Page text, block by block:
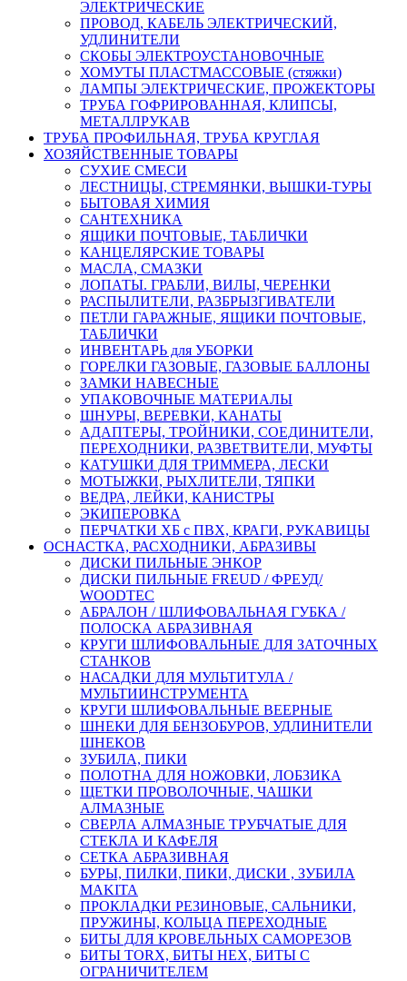
ЭЛЕКТРИЧЕСКИЕ
ПРОВОД, КАБЕЛЬ ЭЛЕКТРИЧЕСКИЙ,
УДЛИНИТЕЛИ
СКОБЫ ЭЛЕКТРОУСТАНОВОЧНЫЕ
ХОМУТЫ ПЛАСТМАССОВЫЕ (стяжки)
ЛАМПЫ ЭЛЕКТРИЧЕСКИЕ, ПРОЖЕКТОРЫ
ТРУБА ГОФРИРОВАННАЯ, КЛИПСЫ,
МЕТАЛЛРУКАВ
ТРУБА ПРОФИЛЬНАЯ, ТРУБА КРУГЛАЯ
ХОЗЯЙСТВЕННЫЕ ТОВАРЫ
СУХИЕ СМЕСИ
ЛЕСТНИЦЫ, СТРЕМЯНКИ, ВЫШКИ-ТУРЫ
БЫТОВАЯ ХИМИЯ
САНТЕХНИКА
ЯЩИКИ ПОЧТОВЫЕ, ТАБЛИЧКИ
КАНЦЕЛЯРСКИЕ ТОВАРЫ
МАСЛА, СМАЗКИ
ЛОПАТЫ. ГРАБЛИ, ВИЛЫ, ЧЕРЕНКИ
РАСПЫЛИТЕЛИ, РАЗБРЫЗГИВАТЕЛИ
ПЕТЛИ ГАРАЖНЫЕ, ЯЩИКИ ПОЧТОВЫЕ,
ТАБЛИЧКИ
ИНВЕНТАРЬ для УБОРКИ
ГОРЕЛКИ ГАЗОВЫЕ, ГАЗОВЫЕ БАЛЛОНЫ
ЗАМКИ НАВЕСНЫЕ
УПАКОВОЧНЫЕ МАТЕРИАЛЫ
ШНУРЫ, ВЕРЕВКИ, КАНАТЫ
АДАПТЕРЫ, ТРОЙНИКИ, СОЕДИНИТЕЛИ,
ПЕРЕХОДНИКИ, РАЗВЕТВИТЕЛИ, МУФТЫ
КАТУШКИ ДЛЯ ТРИММЕРА, ЛЕСКИ
МОТЫЖКИ, РЫХЛИТЕЛИ, ТЯПКИ
ВЕДРА, ЛЕЙКИ, КАНИСТРЫ
ЭКИПЕРОВКА
ПЕРЧАТКИ ХБ с ПВХ, КРАГИ, РУКАВИЦЫ
ОСНАСТКА, РАСХОДНИКИ, АБРАЗИВЫ
ДИСКИ ПИЛЬНЫЕ ЭНКОР
ДИСКИ ПИЛЬНЫЕ FREUD / ФРЕУД/
WOODTEC
АБРАЛОН / ШЛИФОВАЛЬНАЯ ГУБКА /
ПОЛОСКА АБРАЗИВНАЯ
КРУГИ ШЛИФОВАЛЬНЫЕ ДЛЯ ЗАТОЧНЫХ
СТАНКОВ
НАСАДКИ ДЛЯ МУЛЬТИТУЛА /
МУЛЬТИИНСТРУМЕНТА
КРУГИ ШЛИФОВАЛЬНЫЕ ВЕЕРНЫЕ
ШНЕКИ ДЛЯ БЕНЗОБУРОВ, УДЛИНИТЕЛИ
ШНЕКОВ
ЗУБИЛА, ПИКИ
ПОЛОТНА ДЛЯ НОЖОВКИ, ЛОБЗИКА
ЩЕТКИ ПРОВОЛОЧНЫЕ, ЧАШКИ
АЛМАЗНЫЕ
СВЕРЛА АЛМАЗНЫЕ ТРУБЧАТЫЕ ДЛЯ
СТЕКЛА И КАФЕЛЯ
СЕТКА АБРАЗИВНАЯ
БУРЫ, ПИЛКИ, ПИКИ, ДИСКИ , ЗУБИЛА
MAKITA
ПРОКЛАДКИ РЕЗИНОВЫЕ, САЛЬНИКИ,
ПРУЖИНЫ, КОЛЬЦА ПЕРЕХОДНЫЕ
БИТЫ ДЛЯ КРОВЕЛЬНЫХ САМОРЕЗОВ
БИТЫ TORX, БИТЫ НЕХ, БИТЫ С
ОГРАНИЧИТЕЛЕМ